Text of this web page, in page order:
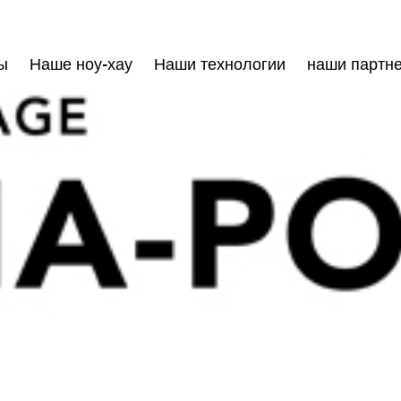
Наше ноу-хау Наши технологии наши